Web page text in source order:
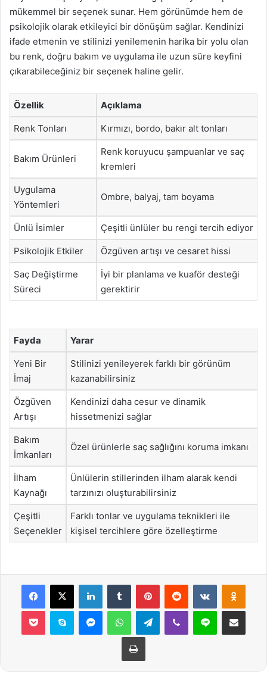
mükemmel bir seçenek sunar. Hem görünümde hem de
psikolojik olarak etkileyici bir dönüşüm sağlar. Kendinizi
ifade etmenin ve stilinizi yenilemenin harika bir yolu olan
bu renk, doğru bakım ve uygulama ile uzun süre keyfini
çıkarabileceğiniz bir seçenek haline gelir.
Özellik Açıklama
Renk Tonları Kırmızı, bordo, bakır alt tonları
Bakım Ürünleri
Renk koruyucu şampuanlar ve saç
kremleri
Uygulama
Yöntemleri
Ombre, balyaj, tam boyama
Ünlü İsimler Çeşitli ünlüler bu rengi tercih ediyor
Psikolojik Etkiler Özgüven artışı ve cesaret hissi
Saç Değiştirme
Süreci
İyi bir planlama ve kuaför desteği
gerektirir
Fayda Yarar
Yeni Bir
İmaj
Stilinizi yenileyerek farklı bir görünüm
kazanabilirsiniz
Özgüven
Artışı
Kendinizi daha cesur ve dinamik
hissetmenizi sağlar
Bakım
İmkanları
Özel ürünlerle saç sağlığını koruma imkanı
İlham
Kaynağı
Ünlülerin stillerinden ilham alarak kendi
tarzınızı oluşturabilirsiniz
Çeşitli
Seçenekler
Farklı tonlar ve uygulama teknikleri ile
kişisel tercihlere göre özelleştirme
Facebook
X LinkedInTumblr PinterestReddit VKontakte
Pocket Skype MessengerWhatsAppTelegramViber Line E-Posta ile
Yazdır